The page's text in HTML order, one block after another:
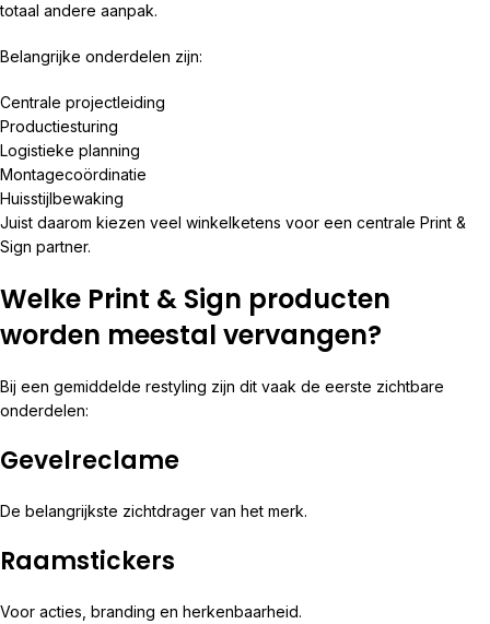
totaal andere aanpak.
Belangrijke onderdelen zijn:
Centrale projectleiding
Productiesturing
Logistieke planning
Montagecoördinatie
Huisstijlbewaking
Juist daarom kiezen veel winkelketens voor een centrale Print &
Sign partner.
Welke Print & Sign producten
worden meestal vervangen?
Bij een gemiddelde restyling zijn dit vaak de eerste zichtbare
onderdelen:
Gevelreclame
De belangrijkste zichtdrager van het merk.
Raamstickers
Voor acties, branding en herkenbaarheid.